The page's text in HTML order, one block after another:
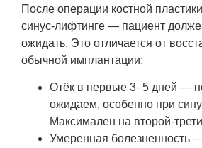
После операции костной
синус-лифтинге — пациент
ожидать. Это отличается от
обычной имплантации:
Отёк в первые 3–5 дней —
ожидаем, особенно при
Максимален на второй-
Умеренная болезненность